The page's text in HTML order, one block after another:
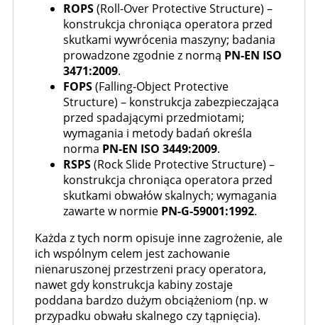
ROPS(Roll-Over Protective Structure) –
konstrukcja chroniąca operatora przed
skutkami wywrócenia maszyny; badania
prowadzone zgodnie z normą PN-EN ISO
3471:2009.
FOPS(Falling-Object Protective
Structure) – konstrukcja zabezpieczająca
przed spadającymi przedmiotami;
wymagania i metody badań określa
norma PN-EN ISO 3449:2009.
RSPS(Rock Slide Protective Structure) –
konstrukcja chroniąca operatora przed
skutkami obwałów skalnych; wymagania
zawarte w normie PN-G-59001:1992.
Każda z tych norm opisuje inne zagrożenie, ale
ich wspólnym celem jest zachowanie
nienaruszonej przestrzeni pracy operatora,
nawet gdy konstrukcja kabiny zostaje
poddana bardzo dużym obciążeniom (np. w
przypadku obwału skalnego czy tąpnięcia).